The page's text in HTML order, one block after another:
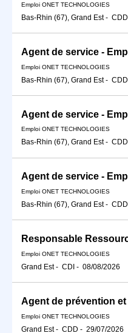
Emploi ONET TECHNOLOGIES
Bas-Rhin (67), Grand Est- CDD
Agent de service -
Emploi ONET TECHNOLOGIES
Bas-Rhin (67), Grand Est- CDD
Agent de service -
Emploi ONET TECHNOLOGIES
Bas-Rhin (67), Grand Est- CDD
Agent de service -
Emploi ONET TECHNOLOGIES
Bas-Rhin (67), Grand Est- CDD
Responsable
Emploi ONET TECHNOLOGIES
Grand Est- CDI - 08/08/2026
Agent de prévention et
Emploi ONET TECHNOLOGIES
Grand Est- CDD - 29/07/2026